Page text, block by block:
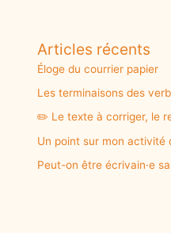
Articles récents
Éloge du courrier papier
Les terminaisons des
✏️ Le texte à corriger, le
Un point sur mon activité
Peut-on être écrivain·e